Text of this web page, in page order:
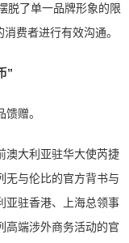
脱了单一品牌形象的限
费者进行有效沟通。
”
赠。
澳大利亚驻华大使芮捷
无与伦比的官方背书与
亚驻香港、上海总领事
高端涉外商务活动的官